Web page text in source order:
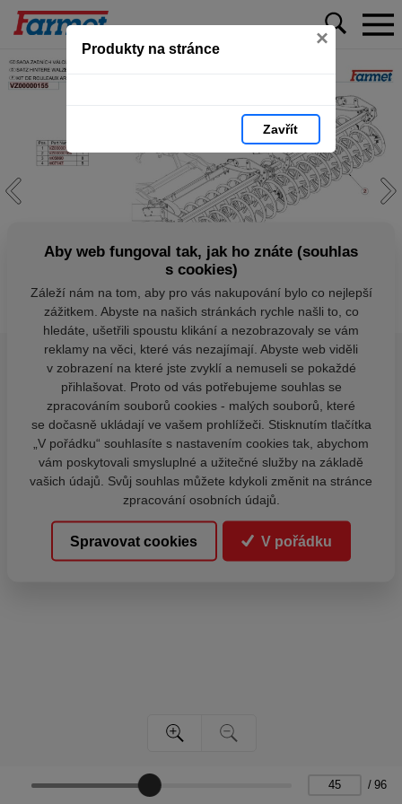
Produkty na stránce ×
Zavřít
/ 96
Aby web fungoval tak, jak ho znáte (souhlas
s cookies)
Záleží nám na tom, aby pro vás nakupování bylo co nejlepší
zážitkem. Abyste na našich stránkách rychle našli to, co
hledáte, ušetřili spoustu klikání a nezobrazovaly se vám
reklamy na věci, které vás nezajímají. Abyste web viděli
v zobrazení na které jste zvyklí a nemuseli se pokaždé
přihlašovat. Proto od vás potřebujeme souhlas se
zpracováním souborů cookies - malých souborů, které
se dočasně ukládají ve vašem prohlížeči. Stisknutím tlačítka
„V pořádku“ souhlasíte s nastavením cookies tak, abychom
vám poskytovali smysluplné a užitečné služby na základě
vašich údajů. Svůj souhlas můžete kdykoli změnit na stránce
zpracování osobních údajů.
Spravovat cookies V pořádku